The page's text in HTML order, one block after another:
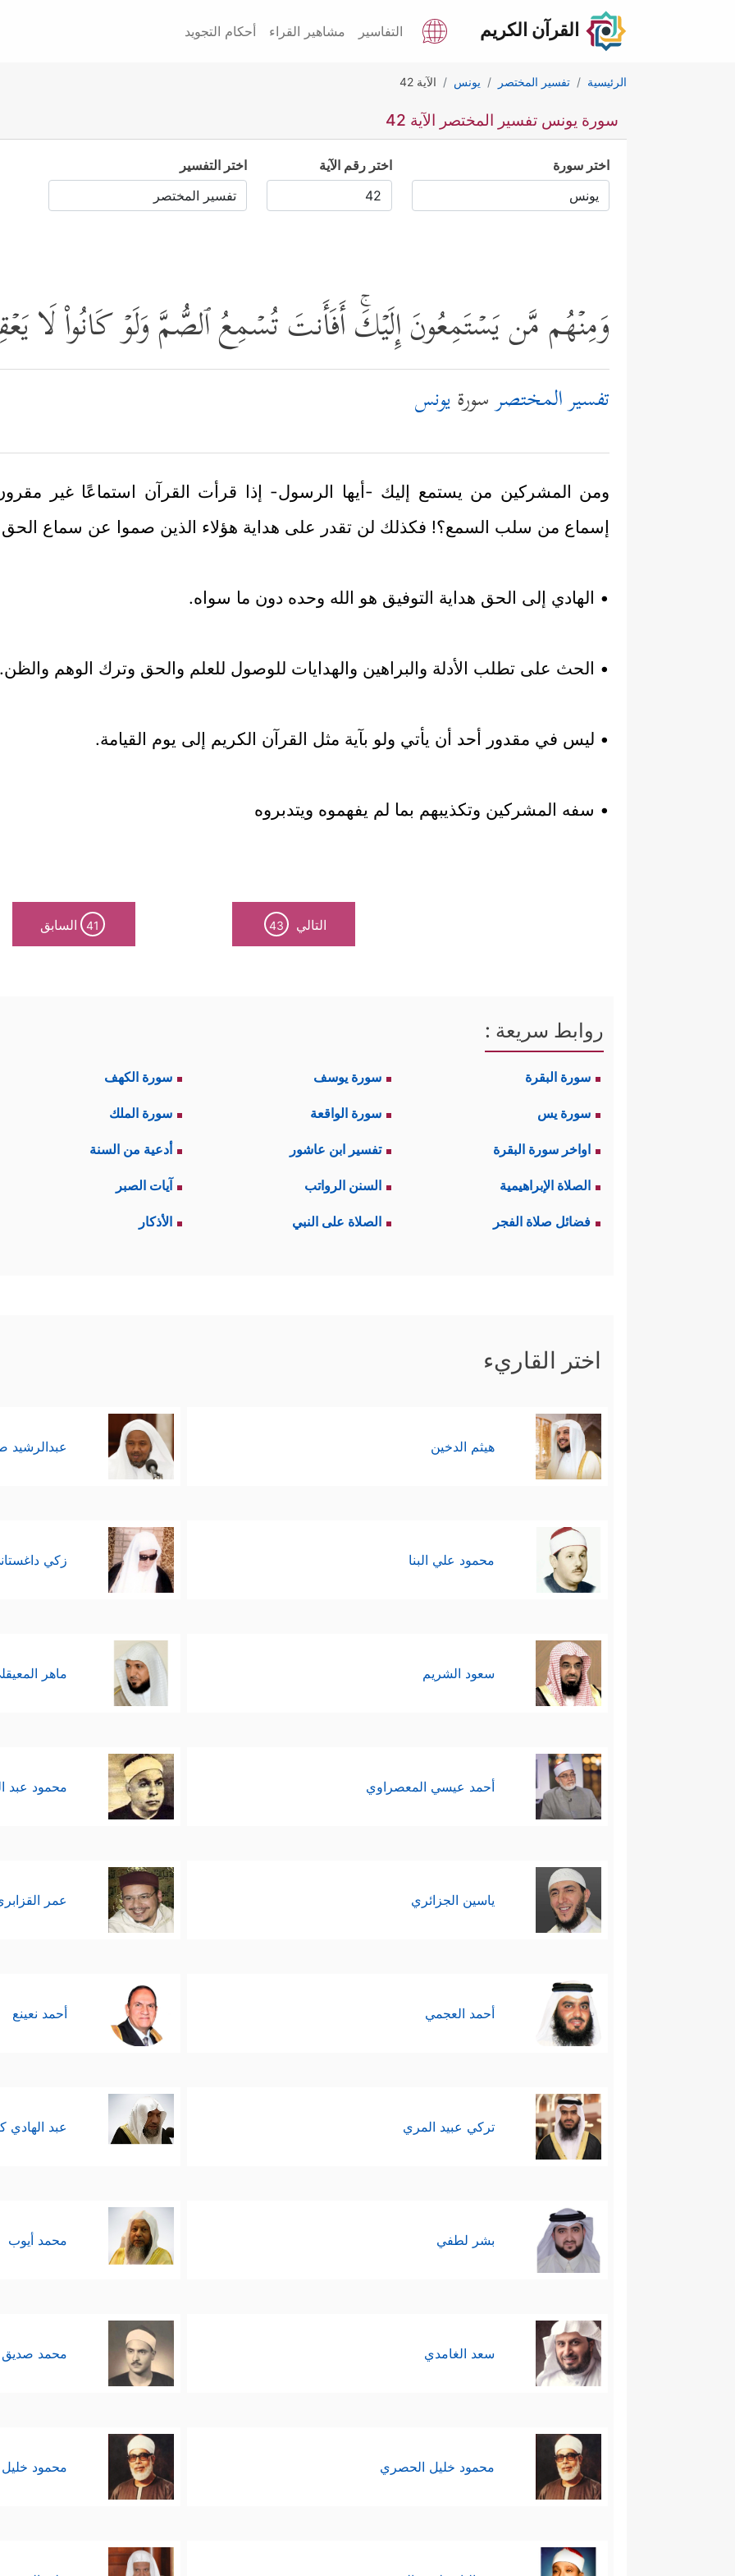
القرآن الكريم التفاسير مشاهير القراء أحكام التجويد
الرئيسية تفسير المختصر يونس الآية 42
سورة يونس تفسير المختصر الآية 42
اختر سورة اختر رقم الآية اختر التفسير
وَمِنۡهُم مَّن یَسۡتَمِعُونَ إِلَیۡكَۚ أَفَأَنتَ تُسۡمِعُ ٱلصُّمَّ وَلَوۡ كَانُواْ لَا
تفسير المختصرسورةيونس
ومن المشركين من يستمع إليك -أيها الرسول- إذا قرأت القرآن استماعًا غير
إسماع من سلب السمع؟! فكذلك لن تقدر على هداية هؤلاء الذين صموا عن سماع الحق
• الهادي إلى الحق هداية التوفيق هو الله وحده دون ما سواه.
• الحث على تطلب الأدلة والبراهين والهدايات للوصول للعلم والحق وترك الوهم والظن.
• ليس في مقدور أحد أن يأتي ولو بآية مثل القرآن الكريم إلى يوم القيامة.
• سفه المشركين وتكذيبهم بما لم يفهموه ويتدبروه
التالي 43
41 السابق
روابط سريعة :
سورة البقرة سورة يوسف سورة الكهف
سورة يس سورة الواقعة سورة الملك
اواخر سورة البقرة تفسير ابن عاشور أدعية من السنة
الصلاة الإبراهيمية السنن الرواتب آيات الصبر
فضائل صلاة الفجر الصلاة على النبي الأذكار
اختر القاريء
هيثم الدخين عبدالرشيد
محمود علي البنا زكي
سعود الشريم ماهر
أحمد عيسي المعصراوي محمود عبد
ياسين الجزائري عمر
أحمد العجمي أحمد نعينع
تركي عبيد المري عبد الهادي
بشر لطفي محمد أيوب
سعد الغامدي محمد صديق
محمود خليل الحصري محمود